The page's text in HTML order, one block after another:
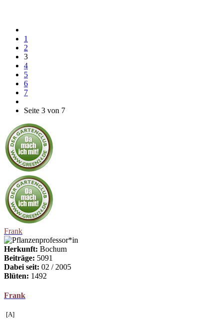
1
2
3
4
5
6
7
Seite 3 von 7
Frank
Herkunft: Bochum
Beiträge: 5091
Dabei seit: 02 / 2005
Blüten: 1492
Frank
[A]